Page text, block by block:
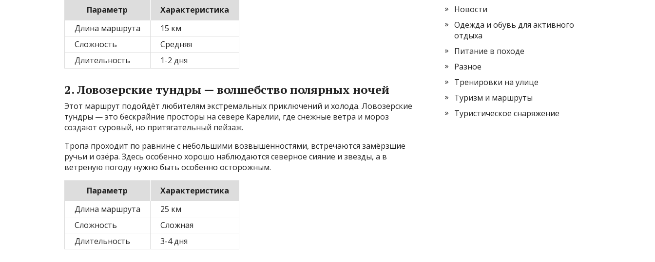
Параметр
Характеристика
Длина маршрута
15 км
Сложность
Средняя
Длительность
1-2 дня
2. Ловозерские тундры — волшебство полярных ночей
Этот маршрут подойдёт любителям экстремальных приключений и холода. Ловозерские
тундры — это бескрайние просторы на севере Карелии, где снежные ветра и мороз
создают суровый, но притягательный пейзаж.
Тропа проходит по равнине с небольшими возвышенностями, встречаются замёрзшие
ручьи и озёра. Здесь особенно хорошо наблюдаются северное сияние и звезды, а в
ветреную погоду нужно быть особенно осторожным.
Параметр
Характеристика
Длина маршрута
25 км
Сложность
Сложная
Длительность
3-4 дня
Новости
Одежда и обувь для активного
отдыха
Питание в походе
Разное
Тренировки на улице
Туризм и маршруты
Туристическое снаряжение